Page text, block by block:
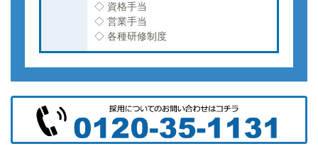
◇ 資格手当
◇ 営業手当
◇ 各種研修制度